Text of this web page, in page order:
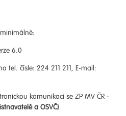
6.0
tel. čísle: 224 211 211, E-mail:
komunikaci se ZP MV ČR -
a OSVČ)